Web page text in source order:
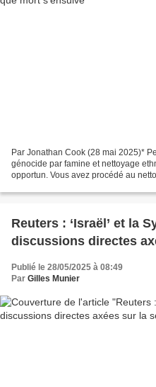
Par Jonathan Cook (28 mai 2025)*
génocide par famine et nettoyage
opportun. Vous avez procédé au
Reuters : ‘Israël’ et la
discussions directes
Publié le 28/05/2025 à 08:49
Par Gilles Munier